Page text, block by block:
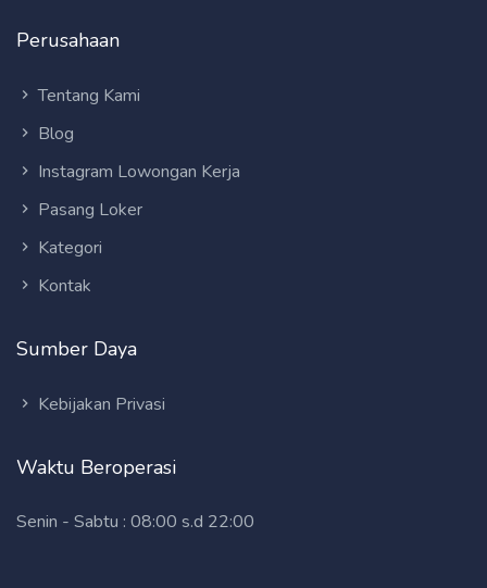
Perusahaan
Tentang Kami
Blog
Instagram Lowongan Kerja
Pasang Loker
Kategori
Kontak
Sumber Daya
Kebijakan Privasi
Waktu Beroperasi
Senin - Sabtu : 08:00 s.d 22:00